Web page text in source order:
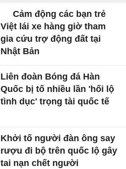
Cảm động các bạn trẻ
Việt lái xe hàng giờ tham
gia cứu trợ động đất tại
Nhật Bản
Liên đoàn Bóng đá Hàn
Quốc bị tố nhiều lần 'hối lộ
tình dục' trọng tài quốc tế
Khởi tố người đàn ông say
rượu đi bộ trên quốc lộ gây
tai nạn chết người